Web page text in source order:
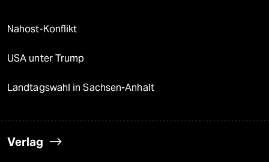
Nahost-Konflikt
USA unter Trump
Landtagswahl in Sachsen-Anhalt
Verlag